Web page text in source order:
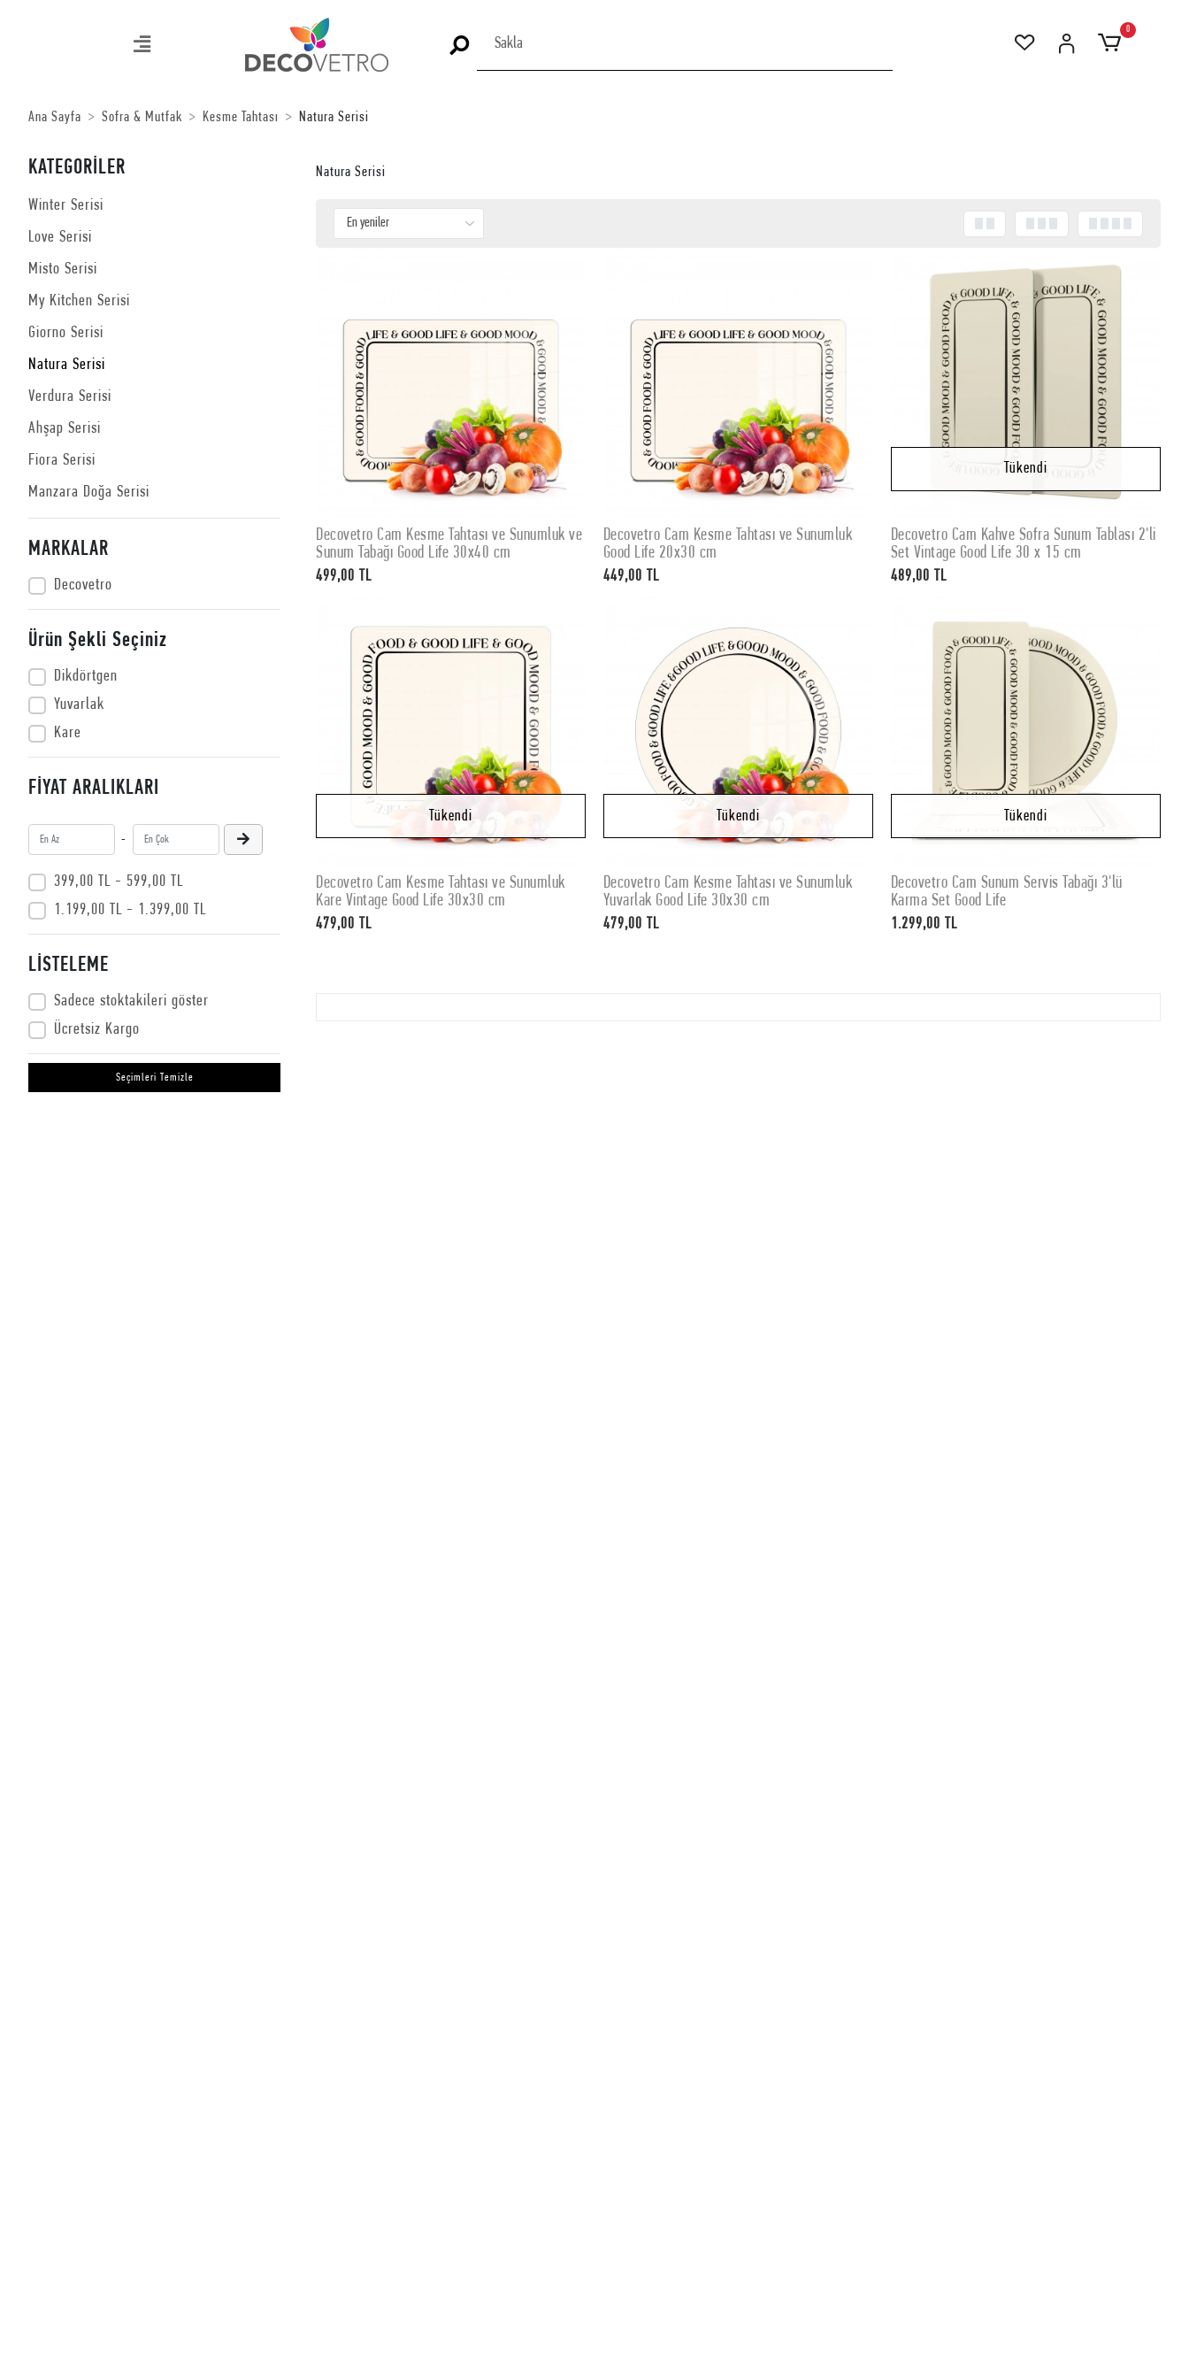
0
Ana Sayfa Sofra & Mutfak Kesme Tahtası Natura Serisi
KATEGORİLER
Winter Serisi
Love Serisi
Misto Serisi
My Kitchen Serisi
Giorno Serisi
Natura Serisi
Verdura Serisi
Ahşap Serisi
Fiora Serisi
Manzara Doğa Serisi
MARKALAR
Decovetro
Ürün Şekli Seçiniz
Dikdörtgen
Yuvarlak
Kare
FİYAT ARALIKLARI
-
399,00 TL - 599,00 TL
1.199,00 TL - 1.399,00 TL
LİSTELEME
Sadece stoktakileri göster
Ücretsiz Kargo
Seçimleri Temizle
Natura Serisi
Stokta Yok
Decovetro Cam Kesme Tahtası ve Sunumluk ve
Sunum Tabağı Good Life 30x40 cm
499,00 TL
Stokta Yok
Decovetro Cam Kesme Tahtası ve Sunumluk
Good Life 20x30 cm
449,00 TL
Stokta Yok
Tükendi
Decovetro Cam Kahve Sofra Sunum Tablası 2'li
Set Vintage Good Life 30 x 15 cm
489,00 TL
Stokta Yok
Tükendi
Decovetro Cam Kesme Tahtası ve Sunumluk
Kare Vintage Good Life 30x30 cm
479,00 TL
Stokta Yok
Tükendi
Decovetro Cam Kesme Tahtası ve Sunumluk
Yuvarlak Good Life 30x30 cm
479,00 TL
Stokta Yok
Tükendi
Decovetro Cam Sunum Servis Tabağı 3'lü
Karma Set Good Life
1.299,00 TL